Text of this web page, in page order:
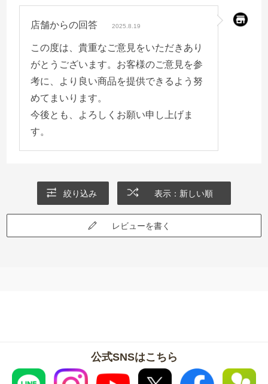
でも、やはりピートバン方法が自分に合っているの
で、思いっきり注文しました。
梱包をほどいて感嘆の声があがりました(^^)前のピー
トバンです٩(๑´3｀๑)۶
まだ、使ってはいませんが、間違いないです。
発芽時期は、いつも気温が過酷で年々難しくなって
います。今夏は特に最低気温が20℃に下がるまで気
店舗からの回答 2025.8.19
この度は、貴重なご意見をいただきあり
がとうございます。お客様のご意見を参
考に、より良い商品を提供できるよう努
めてまいります。
今後とも、よろしくお願い申し上げま
す。
絞り込み 表示：新しい順
レビューを書く
公式SNSはこちら